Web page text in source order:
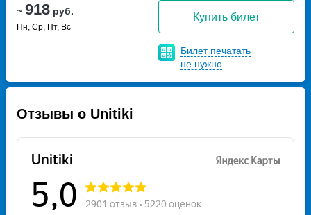
~ 918 руб.
Пн, Ср, Пт, Вс
Купить билет
Билет печатать
не нужно
Отзывы о Unitiki